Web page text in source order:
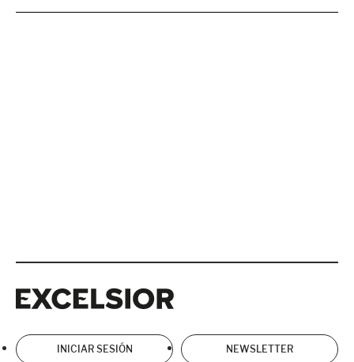
INICIAR SESIÓN NEWSLETTER